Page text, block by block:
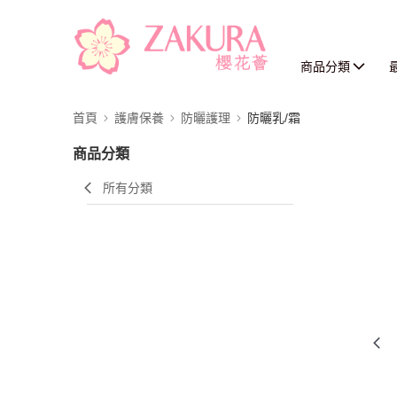
商品分類
首頁 護膚保養 防曬護理 防曬乳/霜
商品分類
所有分類